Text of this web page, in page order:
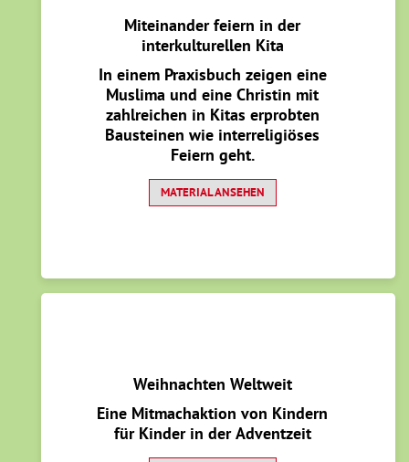
Miteinander feiern in der
interkulturellen Kita
In einem Praxisbuch zeigen eine
Muslima und eine Christin mit
zahlreichen in Kitas erprobten
Bausteinen wie interreligiöses
Feiern geht.
MATERIAL ANSEHEN
Weihnachten Weltweit
Eine Mitmachaktion von Kindern
für Kinder in der Adventzeit